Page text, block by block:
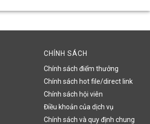
CHÍNH SÁCH
Chính sách điểm thưởng
Chính sách hot file/direct link
Chính sách hội viên
Điều khoản của dịch vụ
Chính sách và quy định chung